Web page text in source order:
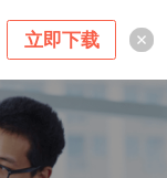
立即下载